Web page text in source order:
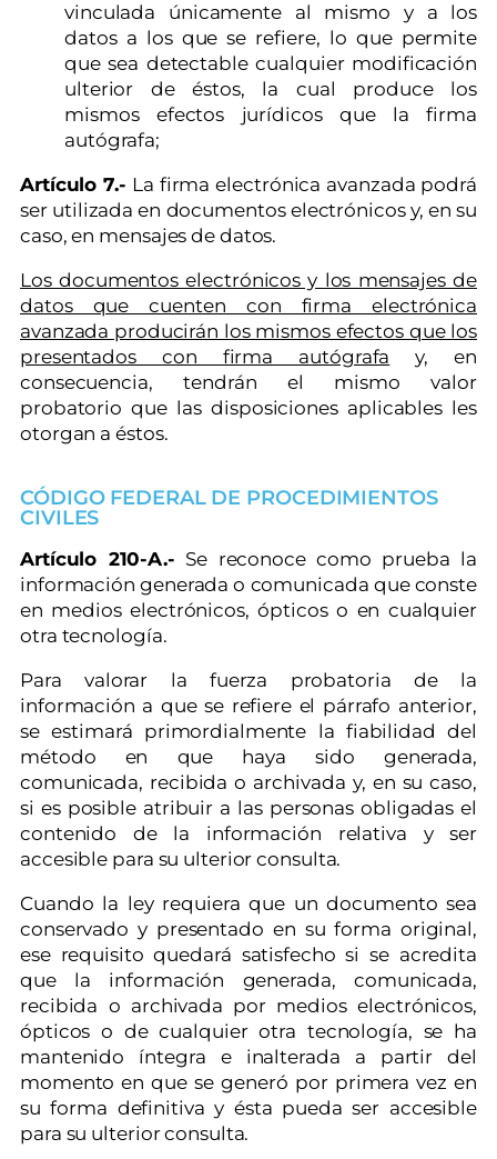
vinculada únicamente al mismo y a los
datos a los que se refiere, lo que permite
que sea detectable cualquier modificación
ulterior de éstos, la cual produce los
mismos efectos jurídicos que la firma
autógrafa;
Artículo 7.- La firma electrónica avanzada podrá
ser utilizada en documentos electrónicos y, en su
caso, en mensajes de datos.
Los documentos electrónicos y los mensajes de
datos que cuenten con firma electrónica
avanzada producirán los mismos efectos que los
presentados con firma autógrafa y, en
consecuencia, tendrán el mismo valor
probatorio que las disposiciones aplicables les
otorgan a éstos.
CÓDIGO FEDERAL DE PROCEDIMIENTOS
CIVILES
Artículo 210-A.- Se reconoce como prueba la
información generada o comunicada que conste
en medios electrónicos, ópticos o en cualquier
otra tecnología.
Para valorar la fuerza probatoria de la
información a que se refiere el párrafo anterior,
se estimará primordialmente la fiabilidad del
método en que haya sido generada,
comunicada, recibida o archivada y, en su caso,
si es posible atribuir a las personas obligadas el
contenido de la información relativa y ser
accesible para su ulterior consulta.
Cuando la ley requiera que un documento sea
conservado y presentado en su forma original,
ese requisito quedará satisfecho si se acredita
que la información generada, comunicada,
recibida o archivada por medios electrónicos,
ópticos o de cualquier otra tecnología, se ha
mantenido íntegra e inalterada a partir del
momento en que se generó por primera vez en
su forma definitiva y ésta pueda ser accesible
para su ulterior consulta.